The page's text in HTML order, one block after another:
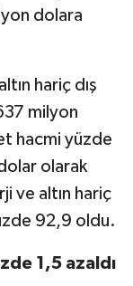
dolara
hariç dış
milyon
hacmi yüzde
olarak
ve altın hariç
92,9 oldu.
1,5 azaldı